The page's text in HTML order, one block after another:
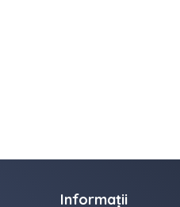
Informații